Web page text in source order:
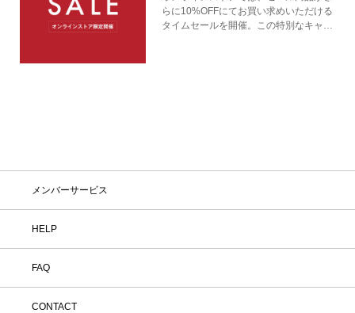
らに10%OFFにてお買い求めいただける
タイムセールを開催。この特別なキャン
メンバーサービス
HELP
FAQ
CONTACT